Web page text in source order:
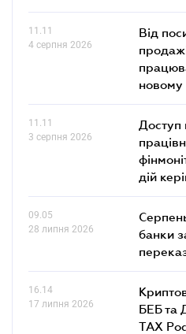
11.11
4 серпня 2026
Від
новому
11.11
3 серпня 2026
Доступ
дій
09.05
28 липня 2026
банки
16.14
17 липня 2026
БЕБ та
TAX